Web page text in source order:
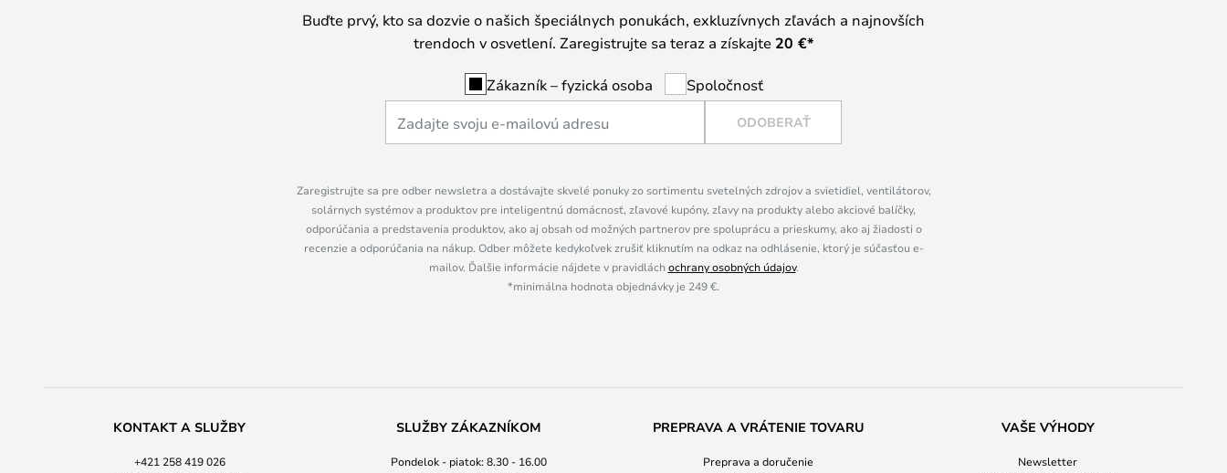
Buďte prvý, kto sa dozvie o našich špeciálnych ponukách, exkluzívnych zľavách a najnovších
trendoch v osvetlení. Zaregistrujte sa teraz a získajte 20 €*
Zákazník – fyzická osoba Spoločnosť
ODOBERAŤ
Zaregistrujte sa pre odber newsletra a dostávajte skvelé ponuky zo sortimentu svetelných zdrojov a svietidiel, ventilátorov,
solárnych systémov a produktov pre inteligentnú domácnosť, zľavové kupóny, zľavy na produkty alebo akciové balíčky,
odporúčania a predstavenia produktov, ako aj obsah od možných partnerov pre spoluprácu a prieskumy, ako aj žiadosti o
recenzie a odporúčania na nákup. Odber môžete kedykoľvek zrušiť kliknutím na odkaz na odhlásenie, ktorý je súčasťou e-
mailov. Ďalšie informácie nájdete v pravidláchochrany osobných údajov.
*minimálna hodnota objednávky je 249 €.
KONTAKT A SLUŽBY
+421 258 419 026
SLUŽBY ZÁKAZNÍKOM
Pondelok - piatok: 8.30 - 16.00
PREPRAVA A VRÁTENIE TOVARU
Preprava a doručenie
VAŠE VÝHODY
Newsletter